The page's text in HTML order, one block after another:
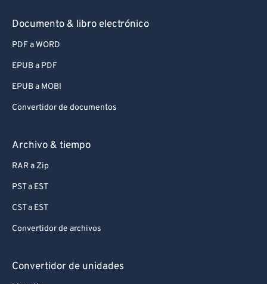
Documento & libro electrónico
PDF a WORD
EPUB a PDF
EPUB a MOBI
Convertidor de documentos
Archivo & tiempo
RAR a Zip
PST a EST
CST a EST
Convertidor de archivos
Convertidor de unidades